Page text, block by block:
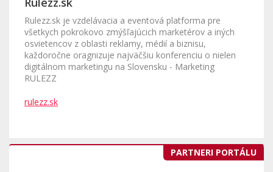
Rulezz.sk je vzdelávacia a eventová platforma pre
všetkych pokrokovo zmýšľajúcich marketérov a iných
osvietencov z oblasti reklamy, médií a biznisu,
každoročne oragnizuje najväčšiu konferenciu o nielen
digitálnom marketingu na Slovensku - Marketing
RULEZZ
rulezz.sk
PARTNERI PORTÁLU